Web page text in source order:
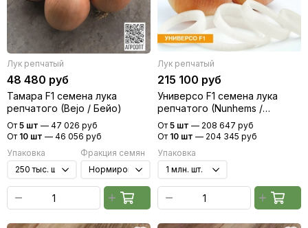
Лук репчатый
48 480 руб
Тамара F1 семена лука
репчатого (Bejo / Бейо)
От 5 шт — 47 026 руб
От 10 шт — 46 056 руб
Упаковка
Фракция семян
Лук репчатый
215 100 руб
Универсо F1 семена лука
репчатого (Nunhems /
Нюнемс)
От 5 шт — 208 647 руб
От 10 шт — 204 345 руб
Упаковка